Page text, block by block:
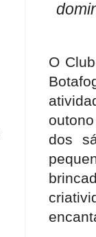
O
dos